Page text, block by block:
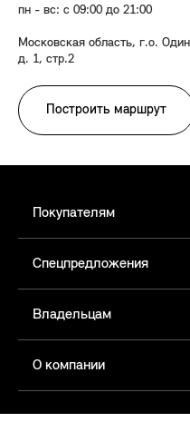
пн - вс: с 09:00 до 21:00
Московская область, г.о.
д. 1, стр.2
Построить маршрут
Покупателям
Спецпредложения
Владельцам
О компании